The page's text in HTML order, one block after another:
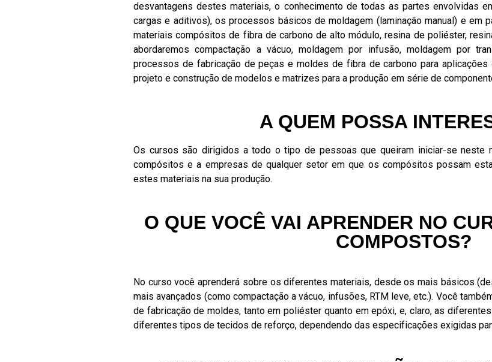
desvantagens destes materiais, o conhecimento de todas as partes envolvidas
cargas e aditivos), os processos básicos de moldagem (laminação manual) e em
materiais compósitos de fibra de carbono de alto módulo, resina de poliéster,
abordaremos compactação a vácuo, moldagem por infusão, moldagem por
processos de fabricação de peças e moldes de fibra de carbono para aplicações
projeto e construção de modelos e matrizes para a produção em série de
A QUEM POSSA
Os cursos são dirigidos a todo o tipo de pessoas que queiram iniciar-se neste
compósitos e a empresas de qualquer setor em que os compósitos possam
estes materiais na sua produção.
O QUE VOCÊ VAI APRENDER NO
COMPOSTOS?
No curso você aprenderá sobre os diferentes materiais, desde os mais básicos
mais avançados (como compactação a vácuo, infusões, RTM leve, etc.). Você
de fabricação de moldes, tanto em poliéster quanto em epóxi, e, claro, as
diferentes tipos de tecidos de reforço, dependendo das especificações exigidas